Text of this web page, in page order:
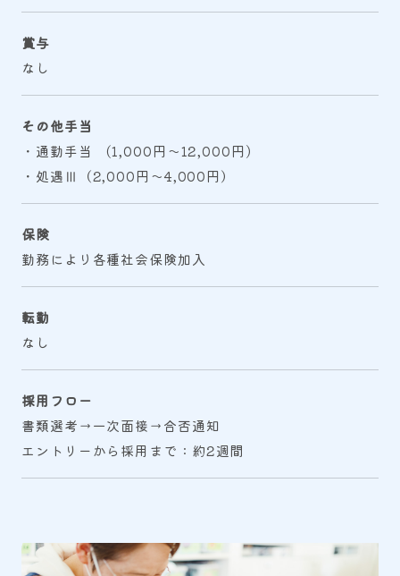
賞与
なし
その他手当
・通勤手当 (1,000円～12,000円)
・処遇Ⅲ（2,000円～4,000円）
保険
勤務により各種社会保険加入
転勤
なし
採用フロー
書類選考→一次面接→合否通知
エントリーから採用まで：約2週間